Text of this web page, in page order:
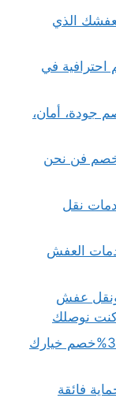
بـ35%خصم لعفشك الذي
بـ35%خصم احترافية في
عفش بمكه بـ35%خصم جودة، أمان،
عفش جدة مرجان بـ30%خصم فن نحن
خدمات نقل
جده لخدمات العفش
عفش
سيارات نقل عفش بالمدينة المنورة بـ30%خصم خيارك
بـ35%خصم حماية فائقة